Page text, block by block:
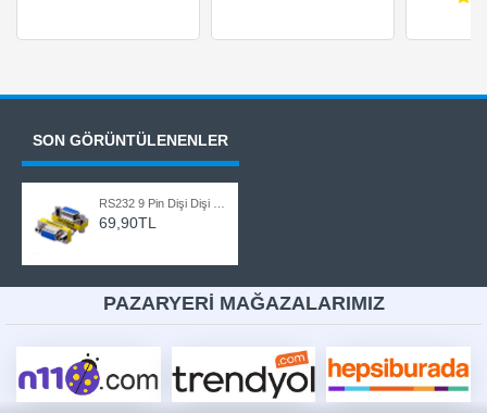
SON GÖRÜNTÜLENENLER
69,90TL
PAZARYERİ MAĞAZALARIMIZ